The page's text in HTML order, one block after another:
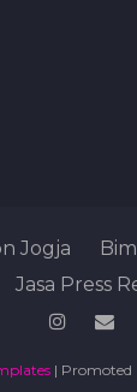
Jogja
Jasa Press
| Promoted